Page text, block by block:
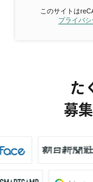
このサイトは
プライバ
た
募